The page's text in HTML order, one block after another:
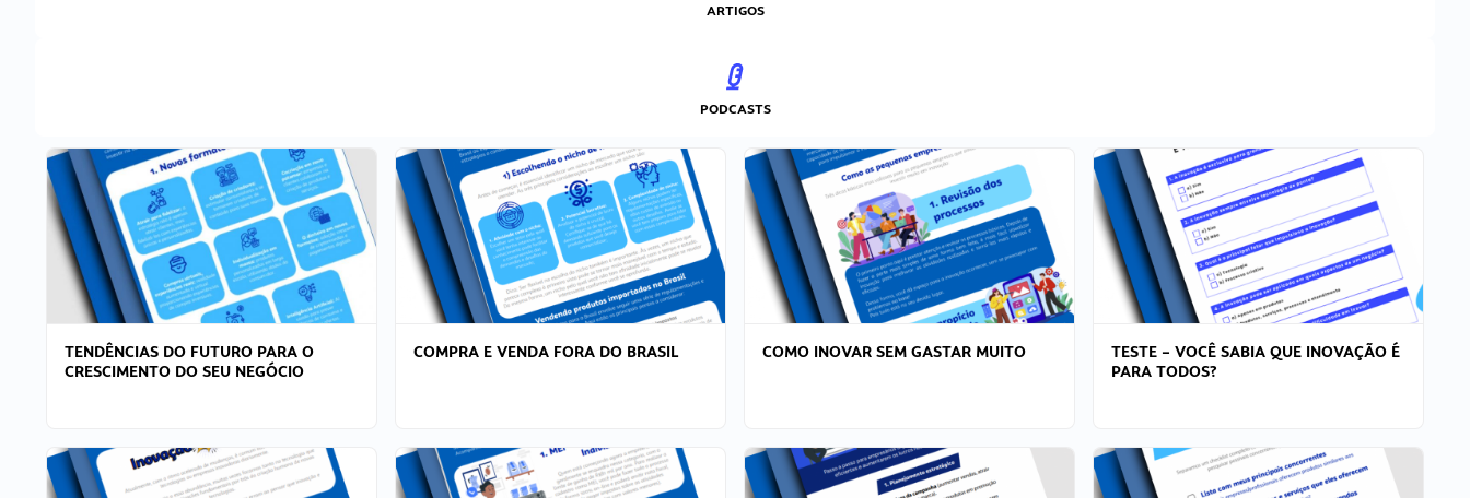
ARTIGOS
PODCASTS
TENDÊNCIAS DO FUTURO PARA O
CRESCIMENTO DO SEU NEGÓCIO
COMPRA E VENDA FORA DO BRASIL COMO INOVAR SEM GASTAR MUITO
TESTE – VOCÊ SABIA QUE INOVAÇÃO É
PARA TODOS?